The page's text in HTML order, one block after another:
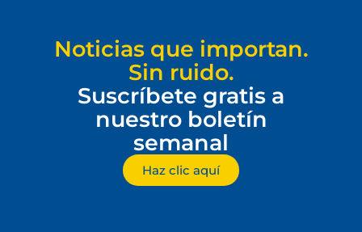
Noticias que importan.
Sin ruido.
Suscríbete gratis a
nuestro boletín
semanal
Haz clic aquí